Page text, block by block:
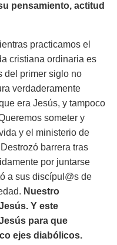
pensamiento, actitud
practicamos el
cristiana ordinaria es
del primer siglo no
verdaderamente
era Jesús, y tampoco
someter y
y el ministerio de
barrera tras
por juntarse
a sus discípul@s de
Nuestro
Y este
para que
ejes diabólicos.